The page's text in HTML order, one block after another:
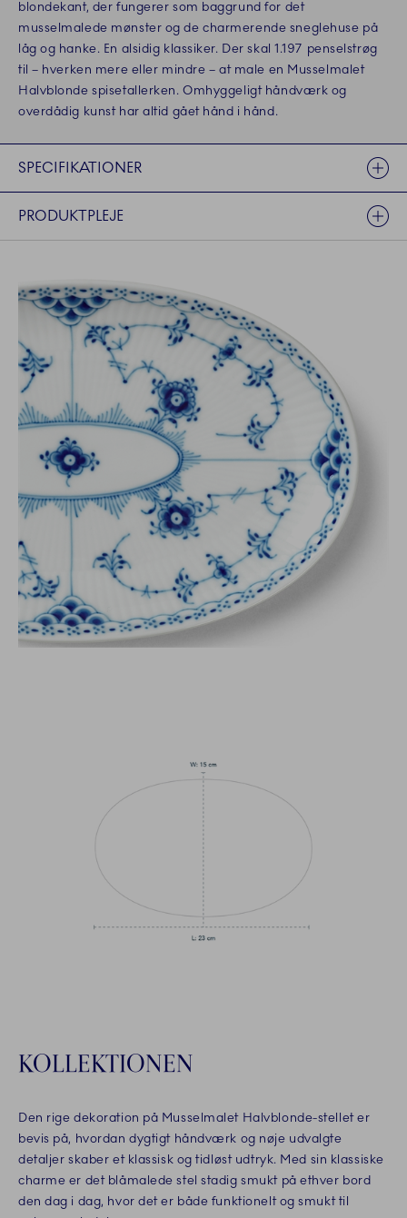
blondekant, der fungerer som baggrund for det
musselmalede mønster og de charmerende sneglehuse på
låg og hanke. En alsidig klassiker. Der skal 1.197 penselstrøg
til – hverken mere eller mindre – at male en Musselmalet
Halvblonde spisetallerken. Omhyggeligt håndværk og
overdådig kunst har altid gået hånd i hånd.
SPECIFIKATIONER
PRODUKTPLEJE
KOLLEKTIONEN
Den rige dekoration på Musselmalet Halvblonde-stellet er
bevis på, hvordan dygtigt håndværk og nøje udvalgte
detaljer skaber et klassisk og tidløst udtryk. Med sin klassiske
charme er det blåmalede stel stadig smukt på ethver bord
den dag i dag, hvor det er både funktionelt og smukt til